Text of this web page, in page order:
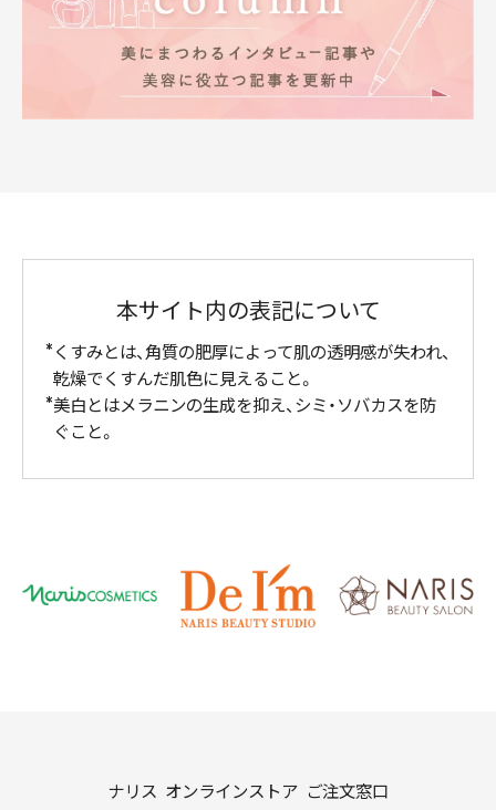
本サイト内の表記について
くすみとは、角質の肥厚によって肌の透明感が失われ、
乾燥でくすんだ肌色に見えること。
美白とはメラニンの生成を抑え、シミ・ソバカスを防
ぐこと。
ナリス オンラインストア ご注文窓口